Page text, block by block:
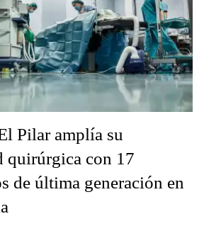
Pilar amplía su
quirúrgica con 17
de última generación en